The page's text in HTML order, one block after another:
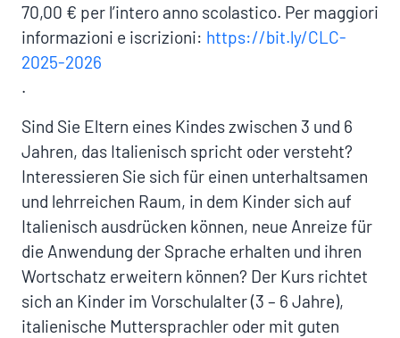
70,00 € per l’intero anno scolastico. Per maggiori
informazioni e iscrizioni: https://bit.ly/CLC-
2025-2026
.
Sind Sie Eltern eines Kindes zwischen 3 und 6
Jahren, das Italienisch spricht oder versteht?
Interessieren Sie sich für einen unterhaltsamen
und lehrreichen Raum, in dem Kinder sich auf
Italienisch ausdrücken können, neue Anreize für
die Anwendung der Sprache erhalten und ihren
Wortschatz erweitern können? Der Kurs richtet
sich an Kinder im Vorschulalter (3 – 6 Jahre),
italienische Muttersprachler oder mit guten